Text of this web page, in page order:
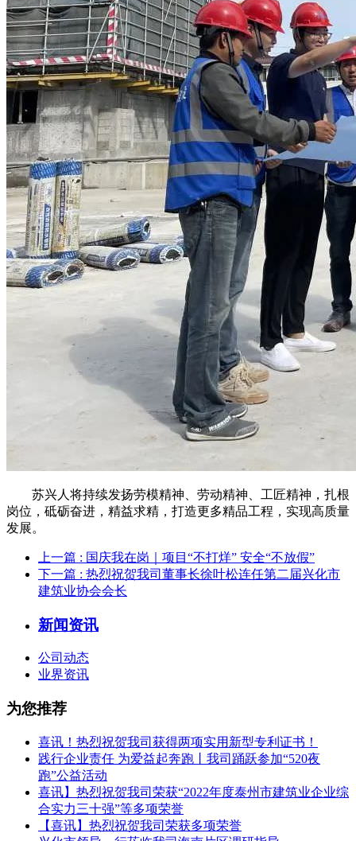
苏兴人将持续发扬劳模精神、劳动精神、工匠精神，扎根
岗位，砥砺奋进，精益求精，打造更多精品工程，实现高质量
发展。
上一篇 : 国庆我在岗｜项目“不打烊” 安全“不放假”
下一篇 : 热烈祝贺我司董事长徐叶松连任第二届兴化市
建筑业协会会长
新闻资讯
公司动态
业界资讯
为您推荐
喜讯！热烈祝贺我司获得两项实用新型专利证书！
践行企业责任 为爱益起奔跑丨我司踊跃参加“520夜
跑”公益活动
喜讯】热烈祝贺我司荣获“2022年度泰州市建筑业企业综
合实力三十强”等多项荣誉
【喜讯】热烈祝贺我司荣获多项荣誉​